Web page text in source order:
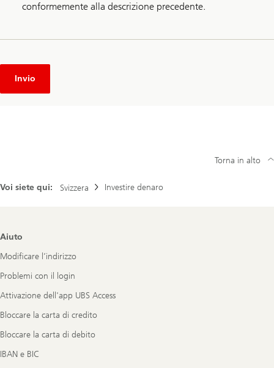
conformemente alla descrizione precedente.
Invio
Voi siete qui: Svizzera Investire denaro
Torna in alto
Footer
Aiuto
Modificare l’indirizzo
Problemi con il login
Attivazione dell'app UBS Access
Bloccare la carta di credito
Bloccare la carta di debito
IBAN e BIC